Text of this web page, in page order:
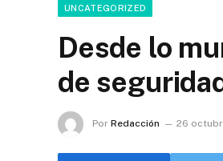
UNCATEGORIZED
Desde lo
de
Por Redacción 26